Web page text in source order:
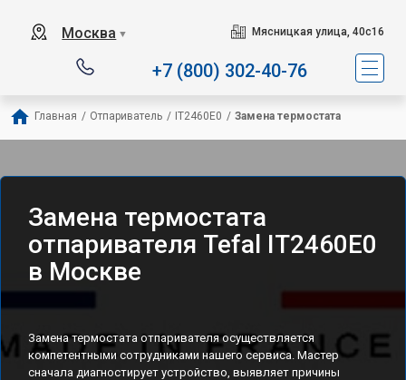
Москва ▼ Мясницкая улица, 40с16
+7 (800) 302-40-76
Главная / Отпариватель / IT2460E0 / Замена термостата
Замена термостата
отпаривателя Tefal IT2460E0
в Москве
Замена термостата отпаривателя осуществляется
компетентными сотрудниками нашего сервиса. Мастер
сначала диагностирует устройство, выявляет причины